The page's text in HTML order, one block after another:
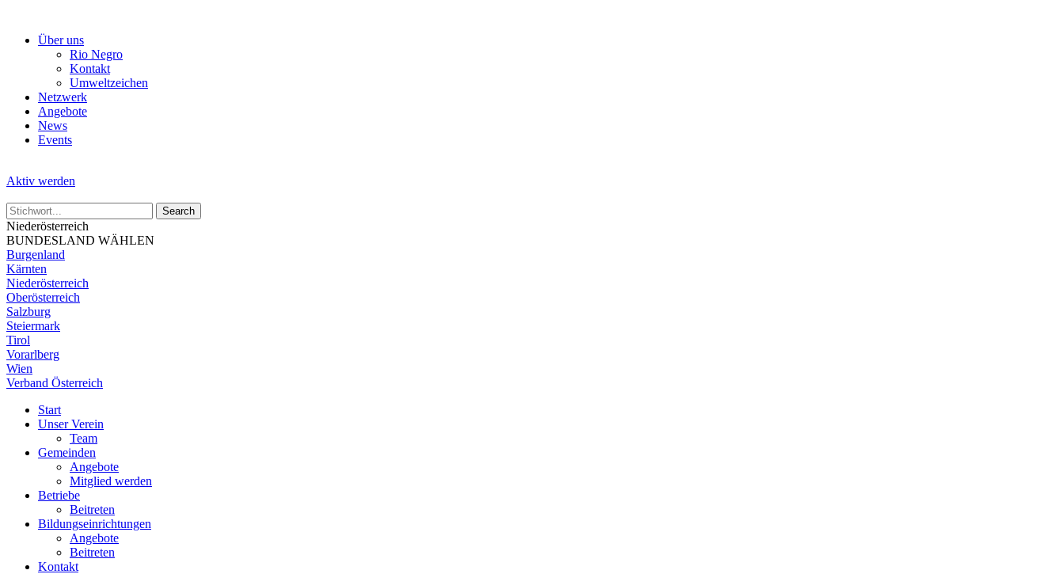
Über uns
Rio Negro
Kontakt
Umweltzeichen
Netzwerk
Angebote
News
Events
Aktiv werden
Niederösterreich
BUNDESLAND WÄHLEN
Burgenland
Kärnten
Niederösterreich
Oberösterreich
Salzburg
Steiermark
Tirol
Vorarlberg
Wien
Verband Österreich
Start
Unser Verein
Team
Gemeinden
Angebote
Mitglied werden
Betriebe
Beitreten
Bildungseinrichtungen
Angebote
Beitreten
Kontakt